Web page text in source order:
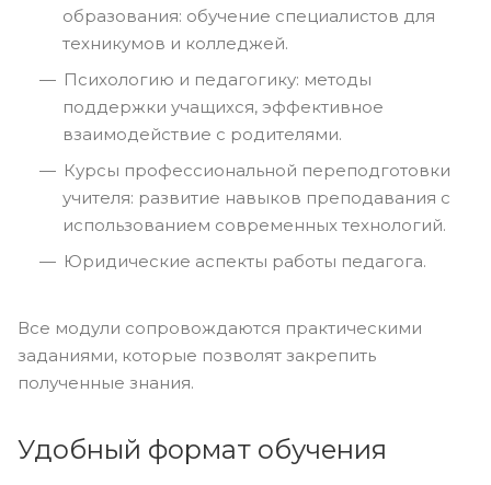
образования: обучение специалистов для
техникумов и колледжей.
Психологию и педагогику: методы
поддержки учащихся, эффективное
взаимодействие с родителями.
Курсы профессиональной переподготовки
учителя: развитие навыков преподавания с
использованием современных технологий.
Юридические аспекты работы педагога.
Все модули сопровождаются практическими
заданиями, которые позволят закрепить
полученные знания.
Удобный формат обучения